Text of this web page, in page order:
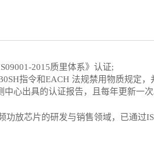
2015质里体系》认证;
指令和EACH 法规禁用物质规定，
中心出具的认证报告，且每年更新一次
功放芯片的研发与销售领域，已通过